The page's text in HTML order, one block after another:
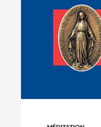
Association